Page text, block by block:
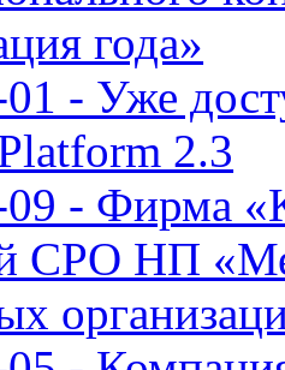
года»
- Уже
2.3
- Фирма
СРО НП